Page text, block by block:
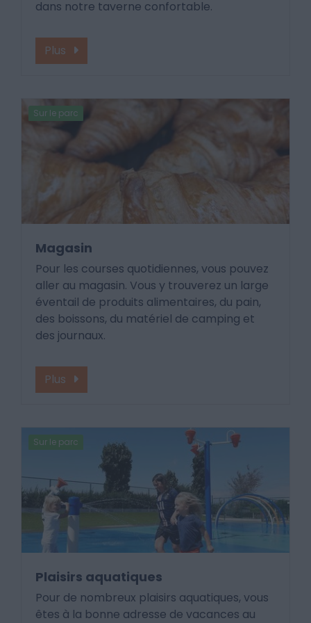
dans notre taverne confortable.
Plus
Sur le parc
Magasin
Pour les courses quotidiennes, vous pouvez
aller au magasin. Vous y trouverez un large
éventail de produits alimentaires, du pain,
des boissons, du matériel de camping et
des journaux.
Plus
Sur le parc
Plaisirs aquatiques
Pour de nombreux plaisirs aquatiques, vous
êtes à la bonne adresse de vacances au